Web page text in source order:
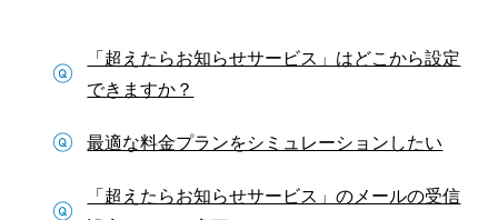
「超えたらお知らせサービス」はどこから設定
できますか？
最適な料金プランをシミュレーションしたい
「超えたらお知らせサービス」のメールの受信